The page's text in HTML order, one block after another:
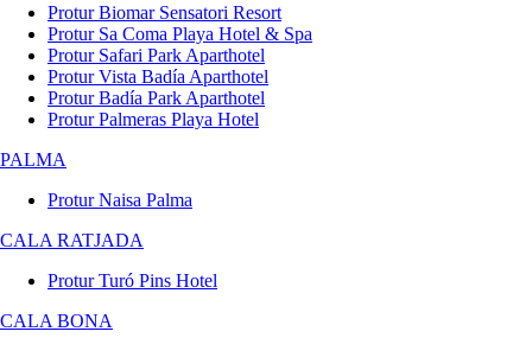
Protur Biomar Sensatori Resort
Protur Sa Coma Playa Hotel & Spa
Protur Safari Park Aparthotel
Protur Vista Badía Aparthotel
Protur Badía Park Aparthotel
Protur Palmeras Playa Hotel
PALMA
Protur Naisa Palma
CALA RATJADA
Protur Turó Pins Hotel
CALA BONA